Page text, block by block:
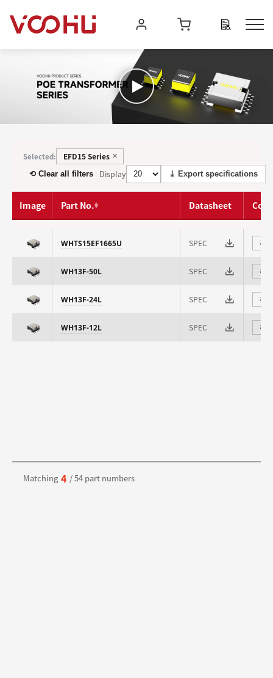
Selected: EFD15 Series ✕
⟲ Clear all filters Display ⤓ Export specifications
Image Part No. Datasheet
WHTS15EF1665U SPEC ⇄
WH13F-50L SPEC ⇄
WH13F-24L SPEC ⇄
WH13F-12L SPEC ⇄
Matching 4 / 54 part numbers